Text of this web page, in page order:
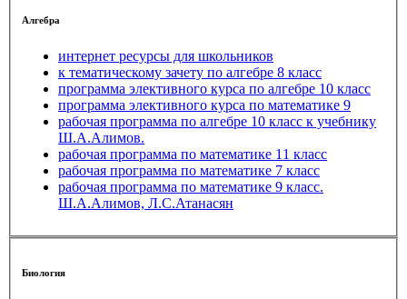
Алгебра
интернет ресурсы для школьников
к тематическому зачету по алгебре 8 класс
программа элективного курса по алгебре 10 класс
программа элективного курса по математике 9
рабочая программа по алгебре 10 класс к учебнику
Ш.А.Алимов.
рабочая программа по математике 11 класс
рабочая программа по математике 7 класс
рабочая программа по математике 9 класс.
Ш.А.Алимов, Л.С.Атанасян
Биология